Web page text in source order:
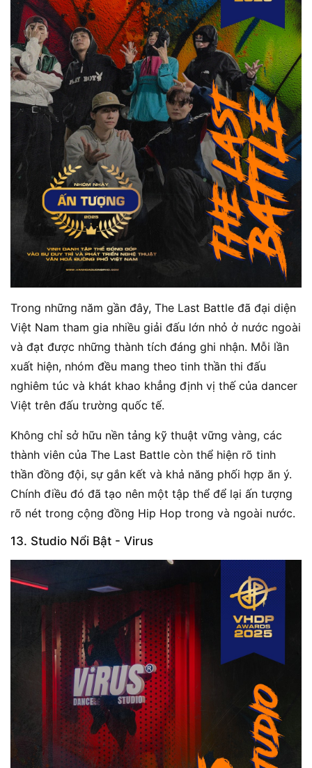
Trong những năm gần đây, The Last Battle đã đại diện
Việt Nam tham gia nhiều giải đấu lớn nhỏ ở nước ngoài
và đạt được những thành tích đáng ghi nhận. Mỗi lần
xuất hiện, nhóm đều mang theo tinh thần thi đấu
nghiêm túc và khát khao khẳng định vị thế của dancer
Việt trên đấu trường quốc tế.
Không chỉ sở hữu nền tảng kỹ thuật vững vàng, các
thành viên của The Last Battle còn thể hiện rõ tinh
thần đồng đội, sự gắn kết và khả năng phối hợp ăn ý.
Chính điều đó đã tạo nên một tập thể để lại ấn tượng
rõ nét trong cộng đồng Hip Hop trong và ngoài nước.
13. Studio Nổi Bật - Virus